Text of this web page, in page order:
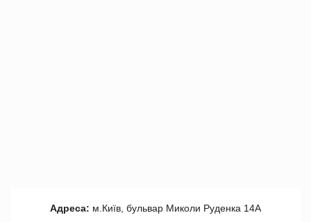
Адреса: м.Київ, бульвар Миколи Руденка 14А